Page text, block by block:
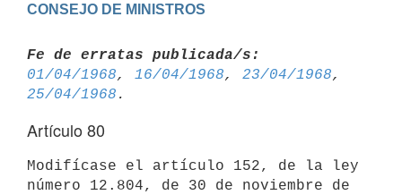
CONSEJO DE MINISTROS
Fe de erratas publicada/s:
01/04/1968, 16/04/1968, 23/04/1968
25/04/1968
Artículo 80
Modifícase el artículo 152, de la ley
número 12.804, de 30 de noviembre de